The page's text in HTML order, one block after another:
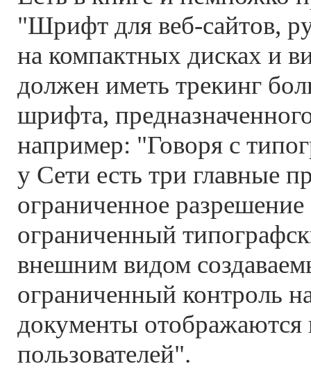
"Шрифт для веб-сайтов,
на компактных дисках и
должен иметь трекинг
шрифта,
например: "Говоря с
у Сети есть три главные
ограниченное разрешение
ограниченный
внешним видом
ограниченный контроль
документы отображаются
пользователей".